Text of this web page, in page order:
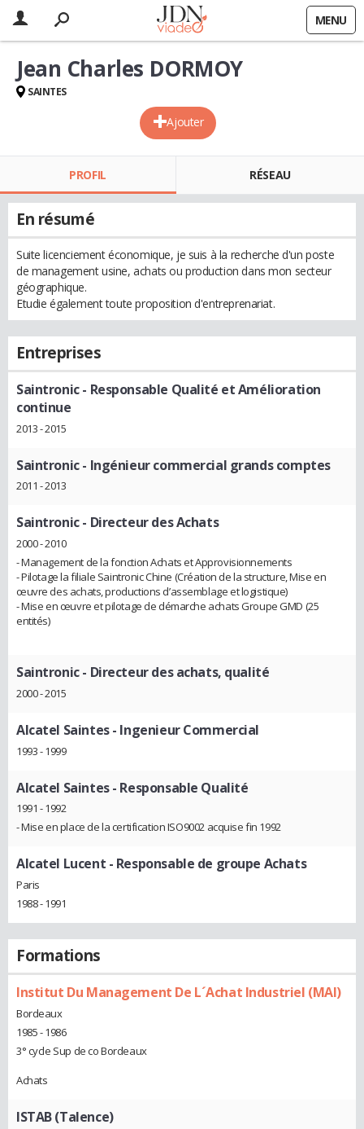
MENU
Ajouter
Jean Charles DORMOY
SAINTES
PROFIL RÉSEAU
En résumé
Suite licenciement économique, je suis à la recherche d'un poste
de management usine, achats ou production dans mon secteur
géographique.
Etudie également toute proposition d'entreprenariat.
Entreprises
Saintronic- Responsable Qualité et Amélioration
continue
2013 - 2015
Saintronic- Ingénieur commercial grands comptes
2011 - 2013
Saintronic- Directeur des Achats
2000 - 2010
- Management de la fonction Achats et Approvisionnements
- Pilotage la filiale Saintronic Chine (Création de la structure, Mise en
œuvre des achats, productions d’assemblage et logistique)
- Mise en œuvre et pilotage de démarche achats Groupe GMD (25
entités)
Saintronic- Directeur des achats, qualité
2000 - 2015
Alcatel Saintes- Ingenieur Commercial
1993 - 1999
Alcatel Saintes- Responsable Qualité
1991 - 1992
- Mise en place de la certification ISO9002 acquise fin 1992
Alcatel Lucent - Responsable de groupe Achats
Paris
1988 - 1991
Formations
Institut Du Management De L´Achat Industriel (MAI)
Bordeaux
1985 - 1986
3° cycle Sup de co Bordeaux
Achats
ISTAB (Talence)